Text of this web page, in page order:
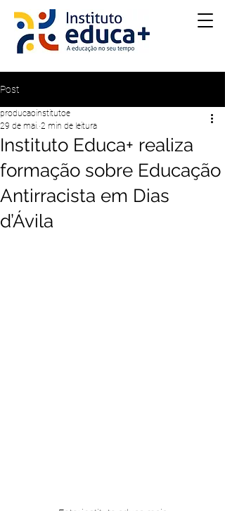
Post
Instituto Educa+ realiza
formação sobre Educação
Antirracista em Dias
d’Ávila
producaoinstitutoe
29 de mai. 2 min de leitura